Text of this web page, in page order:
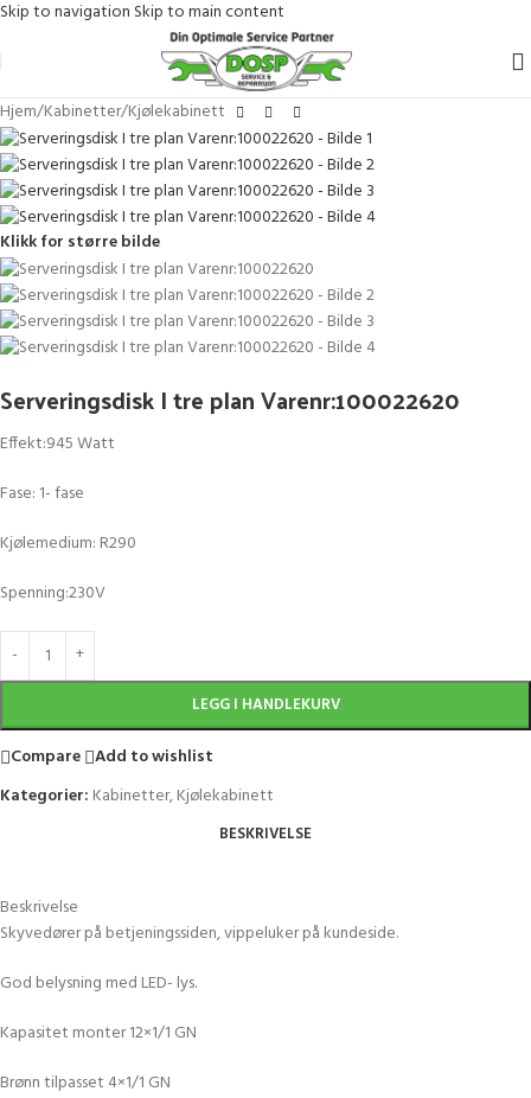
Skip to navigation Skip to main content
Hjem/Kabinetter/Kjølekabinett
Klikk for større bilde
Serveringsdisk I tre plan Varenr:100022620
Effekt:945 Watt
Fase: 1- fase
Kjølemedium: R290
Spenning:230V
LEGG I HANDLEKURV
Compare Add to wishlist
Kategorier: Kabinetter,Kjølekabinett
BESKRIVELSE
Beskrivelse
Skyvedører på betjeningssiden, vippeluker på kundeside.
God belysning med LED- lys.
Kapasitet monter 12×1/1 GN
Brønn tilpasset 4×1/1 GN